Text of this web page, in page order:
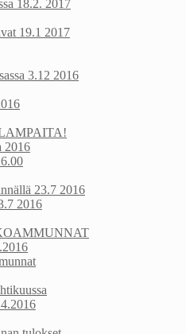
18.2. 2017
19.1 2017
3.12 2016
2016
23.7 2016
2016